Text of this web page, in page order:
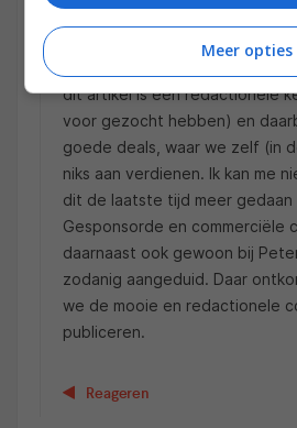
22 NOVEMBER 2019 OM
Dank voor je feedback Peter.
dit artikel is een redactionele
voor gezocht hebben) en
goede deals, waar we zelf (in
niks aan verdienen. Ik kan me
dit de laatste tijd meer gedaan
Gesponsorde en commerciële
daarnaast ook gewoon bij
zodanig aangeduid. Daar
we de mooie en redactionele
publiceren.
Reageren
Meer opties